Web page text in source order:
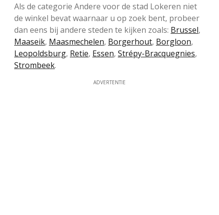
Als de categorie Andere voor de stad Lokeren niet
de winkel bevat waarnaar u op zoek bent, probeer
dan eens bij andere steden te kijken zoals: Brussel,
Maaseik, Maasmechelen, Borgerhout, Borgloon,
Leopoldsburg, Retie, Essen, Strépy-Bracquegnies,
Strombeek.
ADVERTENTIE